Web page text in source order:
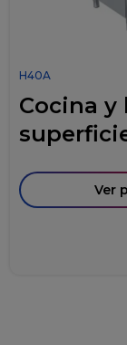
H40A
Cocina y
Ver